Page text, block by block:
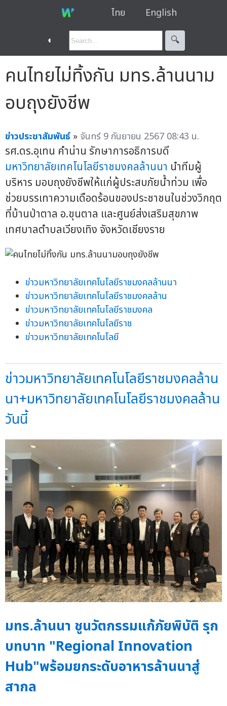
ไทย English
◐ 🔍︎
คนไทยไม่ทิ้งกัน มทร.ล้านนาม
อบถุงยังชีพ
ข่าวประชาสัมพันธ์ » จันทร์ 9 กันยายน 2567 08:43 น.
รศ.ดร.อุเทน คำน่าน รักษาการอธิการบดี
มหาวิทยาลัยเทคโนโลยีราชมงคลล้านนา นำทีมผู้
บริหาร มอบถุงยังชีพให้แก่ผู้ประสบภัยน้ำท่วม เพื่อ
ช่วยบรรเทาความเดือดร้อนของประชาชนในช่วงวิกฤต
ที่บ้านป่าตาล อ.ขุนตาล และศูนย์ส่งเสริมสุขภาพ
เทศบาลตำบลเวียงเทิง จังหวัดเชียงราย
ข่าวมหาวิทยาลัยเทคโนโลยีราชมงคลล้านนา
ข่าวมหาวิทยาลัยเทคโนโลยีราชมงคลล้าน
ข่าวมหาวิทยาลัยเทคโนโลยีราชมงคล
ข่าวมหาวิทยาลัยเทคโนโลยีราช
ข่าวมหาวิทยาลัยเทคโนโลยี
ข่าวมหาวิทยาลัยเทคโนโลยีราชมงคลล้าน
นา+มหาวิทยาลัยเทคโนโลยีราชมงคลล้าน
วันนี้
มทร.ล้านนา ชูนวัตกรรมแก้ภัยพิบัติ รุก
บทบาท "Regional Innovation
Hub"พร้อมยกระดับอาหารล้านนาสู่
สากล